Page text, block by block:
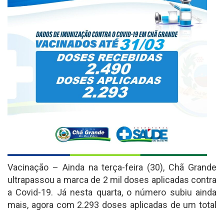
Vacinação – Ainda na terça-feira (30), Chã Grande
ultrapassou a marca de 2 mil doses aplicadas contra
a Covid-19. Já nesta quarta, o número subiu ainda
mais, agora com 2.293 doses aplicadas de um total